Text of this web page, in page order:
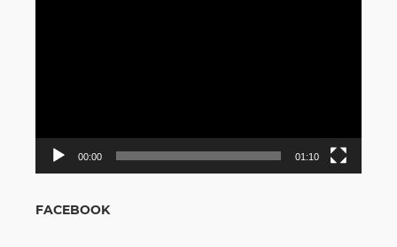
00:00 01:10
FACEBOOK